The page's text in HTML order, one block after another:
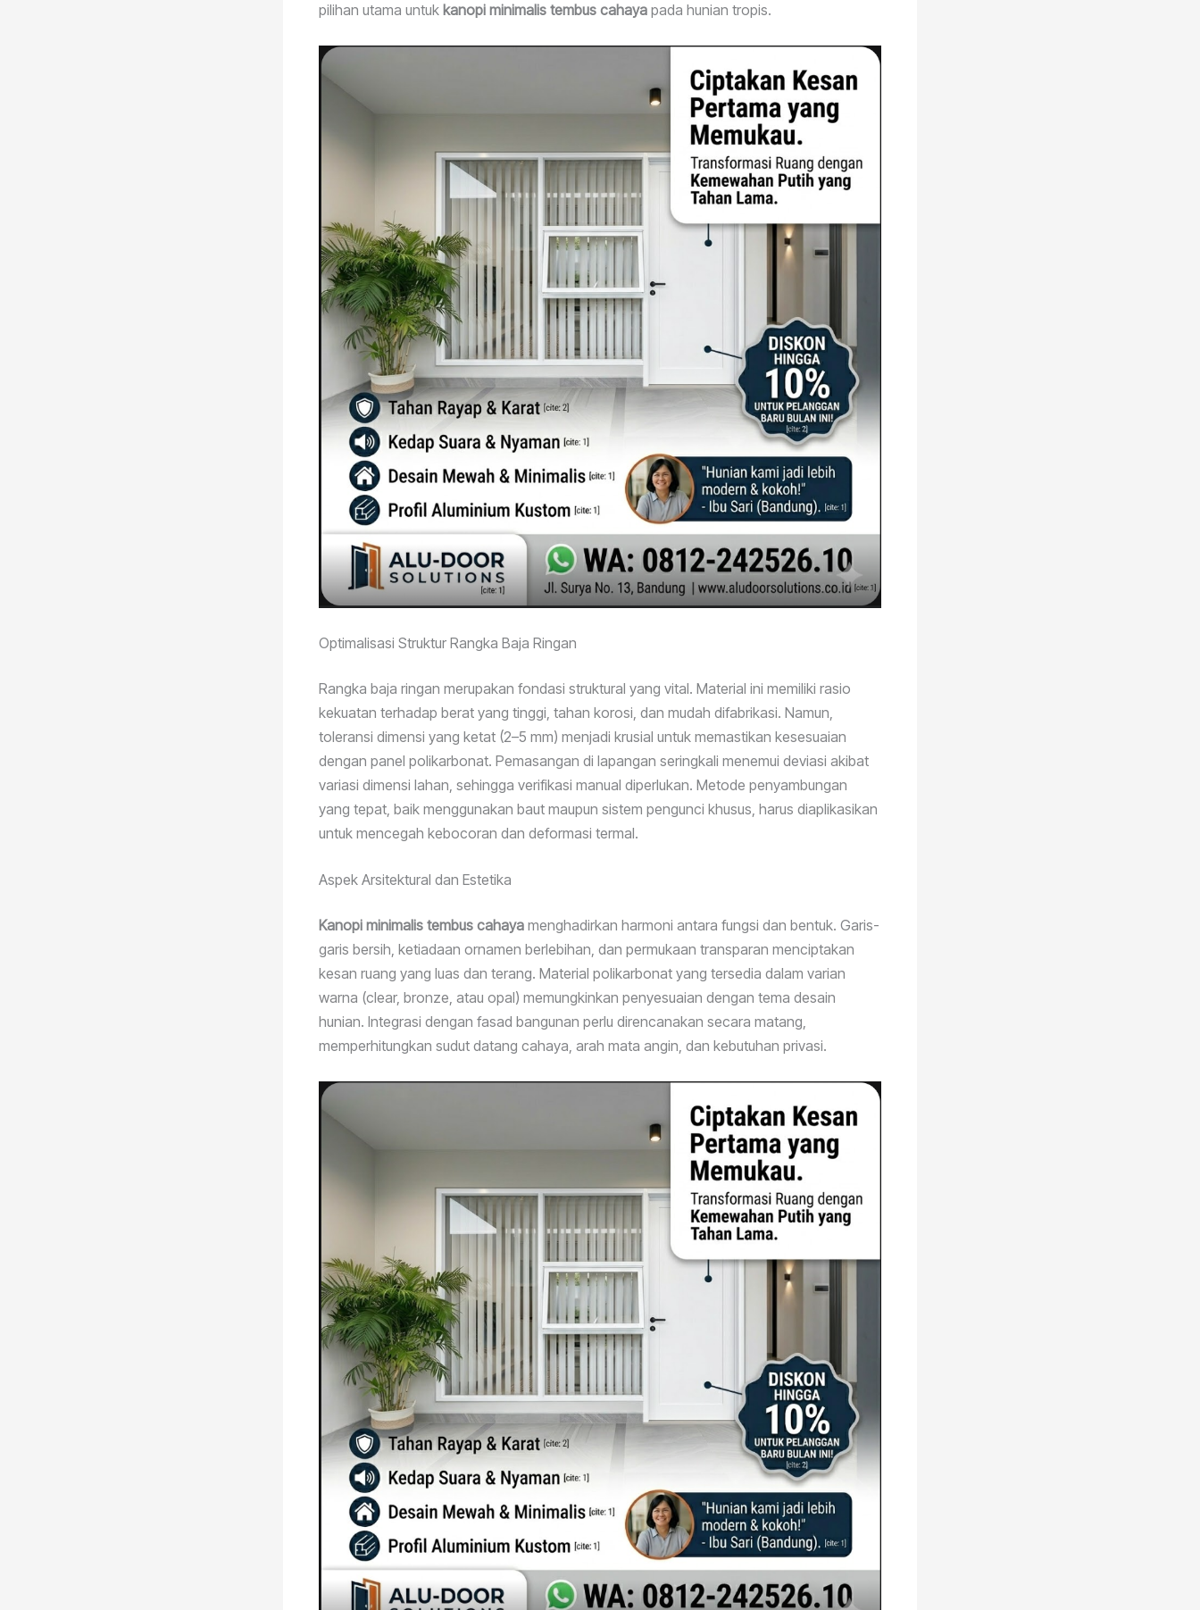
pilihan utama untuk kanopi minimalis tembus cahaya pada hunian tropis.
Optimalisasi Struktur Rangka Baja Ringan
Rangka baja ringan merupakan fondasi struktural yang vital. Material ini memiliki rasio
kekuatan terhadap berat yang tinggi, tahan korosi, dan mudah difabrikasi. Namun,
toleransi dimensi yang ketat (2–5 mm) menjadi krusial untuk memastikan kesesuaian
dengan panel polikarbonat. Pemasangan di lapangan seringkali menemui deviasi akibat
variasi dimensi lahan, sehingga verifikasi manual diperlukan. Metode penyambungan
yang tepat, baik menggunakan baut maupun sistem pengunci khusus, harus diaplikasikan
untuk mencegah kebocoran dan deformasi termal.
Aspek Arsitektural dan Estetika
Kanopi minimalis tembus cahaya menghadirkan harmoni antara fungsi dan bentuk. Garis-
garis bersih, ketiadaan ornamen berlebihan, dan permukaan transparan menciptakan
kesan ruang yang luas dan terang. Material polikarbonat yang tersedia dalam varian
warna (clear, bronze, atau opal) memungkinkan penyesuaian dengan tema desain
hunian. Integrasi dengan fasad bangunan perlu direncanakan secara matang,
memperhitungkan sudut datang cahaya, arah mata angin, dan kebutuhan privasi.